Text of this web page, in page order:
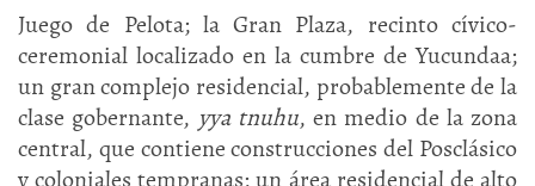
Juego de Pelota; la Gran Plaza, recinto cívico-
ceremonial localizado en la cumbre de Yucundaa;
un gran complejo residencial, probablemente de la
clase gobernante, yya tnuhu, en medio de la zona
central, que contiene construcciones del Posclásico
y coloniales tempranas; un área residencial de alto